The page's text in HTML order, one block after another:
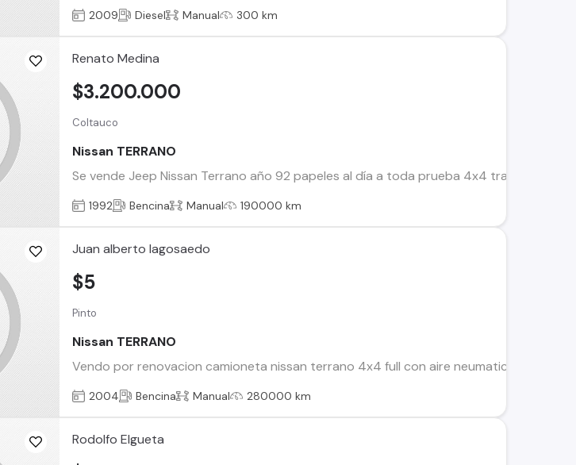
2009 Diesel Manual 300 km
Renato Medina
Coltauco
Nissan TERRANO
Se vende Jeep Nissan Terrano año 92 papeles al día a toda prueba 4x4 tracción
$3.200.000
1992 Bencina Manual 190000 km
Juan alberto lagosaedo
Pinto
Nissan TERRANO
Vendo por renovacion camioneta nissan terrano 4x4 full con aire neumaticos 80
$5
2004 Bencina Manual 280000 km
Rodolfo Elgueta